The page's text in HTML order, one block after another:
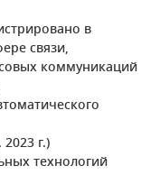
в
связи,
коммуникаций
г.)
технологий